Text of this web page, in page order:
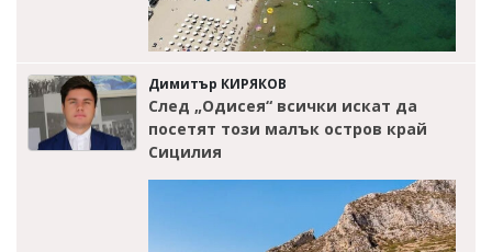
Димитър КИРЯКОВ
След „Одисея“ всички искат да
посетят този малък остров край
Сицилия